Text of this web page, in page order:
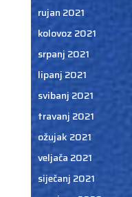
rujan 2021
kolovoz 2021
srpanj 2021
lipanj 2021
svibanj 2021
travanj 2021
ožujak 2021
veljača 2021
siječanj 2021